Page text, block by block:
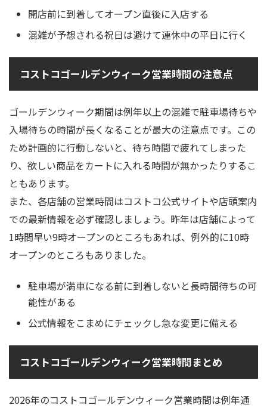
開店前に到着してオープン直後に入店する
混雑が予想される祝日は避けて連休中の平日に行く
コストコゴールデンウィーク営業時間の注意点
ゴールデンウィーク期間は例年以上の混雑で駐車場待ちや
入場待ちの時間が長くなることが最大の注意点です。この
ため計画的に行動しないと、待ち時間で疲れてしまった
り、欲しい商品をカートに入れる時間が無かったりするこ
ともあります。
また、各店舗の営業時間はコストコ公式サイトや店頭案内
での最新情報を必ず確認しましょう。昨年は店舗によって
1時間早い9時オープンのところもあれば、例外的に10時
オープンのところもありました。
駐車場が満車になる前に到着しないと長時間待ちの可
能性がある
公式情報をこまめにチェックし急な変更に備える
コストコゴールデンウィーク営業時間まとめ
2026年のコストコゴールデンウィーク営業時間は例年通